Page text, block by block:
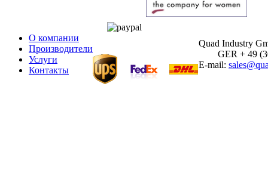
О компании
Производители
Услуги
Контакты
Quad Industry
GER + 49
E-mail: